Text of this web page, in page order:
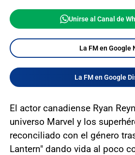
Unirse al Canal de
La FM en Google
La FM en Google
El actor canadiense Ryan
universo Marvel y los
reconciliado con el género
Lantern" dando vida al poco